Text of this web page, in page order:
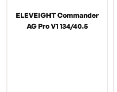
ELEVEIGHT Commander
AG Pro V1 134/40.5